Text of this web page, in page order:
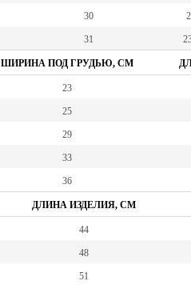
30
31
ШИРИНА ПОД ГРУДЬЮ, СМ
23
25
29
33
36
ДЛИНА ИЗДЕЛИЯ, СМ
44
48
51